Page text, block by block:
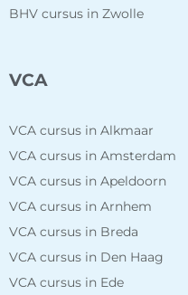
BHV cursus in Zwolle
VCA
VCA cursus in Alkmaar
VCA cursus in Amsterdam
VCA cursus in Apeldoorn
VCA cursus in Arnhem
VCA cursus in Breda
VCA cursus in Den Haag
VCA cursus in Ede